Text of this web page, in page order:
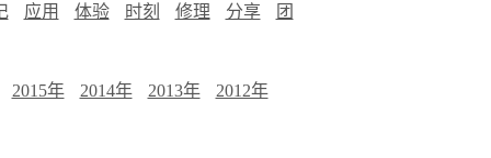
应用 体验 时刻 修理 分享 团
2015年 2014年 2013年 2012年